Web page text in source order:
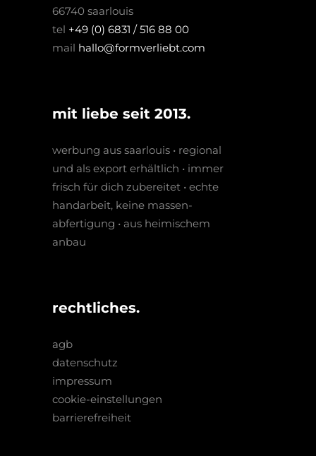
66740 saarlouis
tel +49 (0) 6831 / 516 88 00
mail hallo@formverliebt.com
mit liebe seit 2013.
werbung aus saarlouis • regio­nal
und als export erhältlich • immer
frisch für dich zubereitet • echte
hand­arbeit, keine massen­­
abfertigung • aus heimischem
anbau
rechtliches.
agb
datenschutz
impressum
cookie-einstellungen
barrierefreiheit